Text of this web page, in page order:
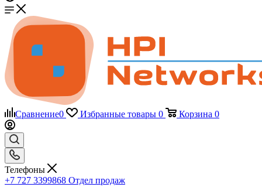
Сравнение0 Избранные товары 0 Корзина 0
Телефоны
+7 727 3399868 Отдел продаж